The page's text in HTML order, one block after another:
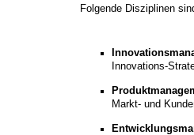
Folgende Disziplinen
Innovations-
Markt- und